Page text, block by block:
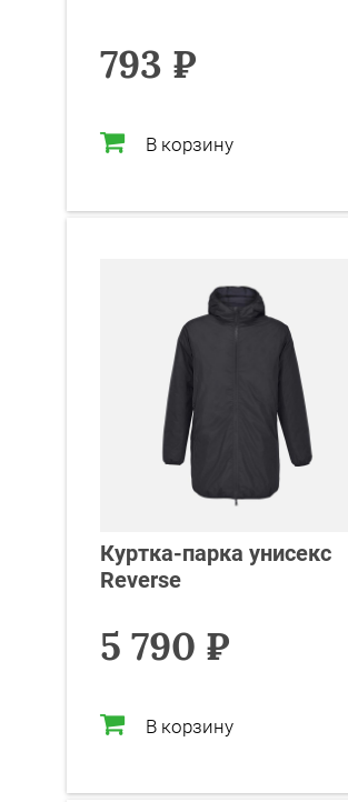
793 ₽
В корзину
Куртка-парка унисекс
Reverse
5 790 ₽
В корзину